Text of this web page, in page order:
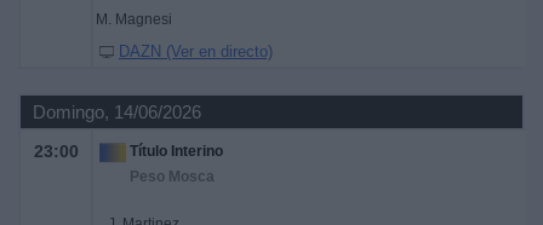
M. Magnesi
DAZN (Ver en directo)
Domingo, 14/06/2026
23:00
Título Interino
Peso Mosca